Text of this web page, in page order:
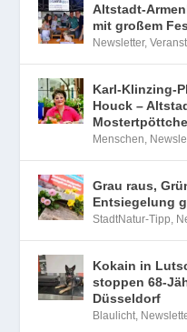
Altstadt-
mit großem
Newsletter,
Karl-Klinzing-
Houck –
Menschen,
Grau raus,
Entsiegelung
StadtNatur-Tipp,
Kokain in
stoppen 68-
Düsseldorf
Blaulicht,